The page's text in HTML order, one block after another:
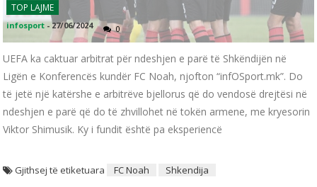
TOP LAJME
infosport -27/06/2024 0
UEFA ka caktuar arbitrat për ndeshjen e parë të Shkëndijën në
Ligën e Konferencës kundër FC Noah, njofton “infOSport.mk”. Do
të jetë një katërshe e arbitrëve bjellorus që do vendosë drejtësi në
ndeshjen e parë që do të zhvillohet në tokën armene, me kryesorin
Viktor Shimusik. Ky i fundit është pa eksperiencë
Gjithsej të etiketuara FC Noah Shkendija